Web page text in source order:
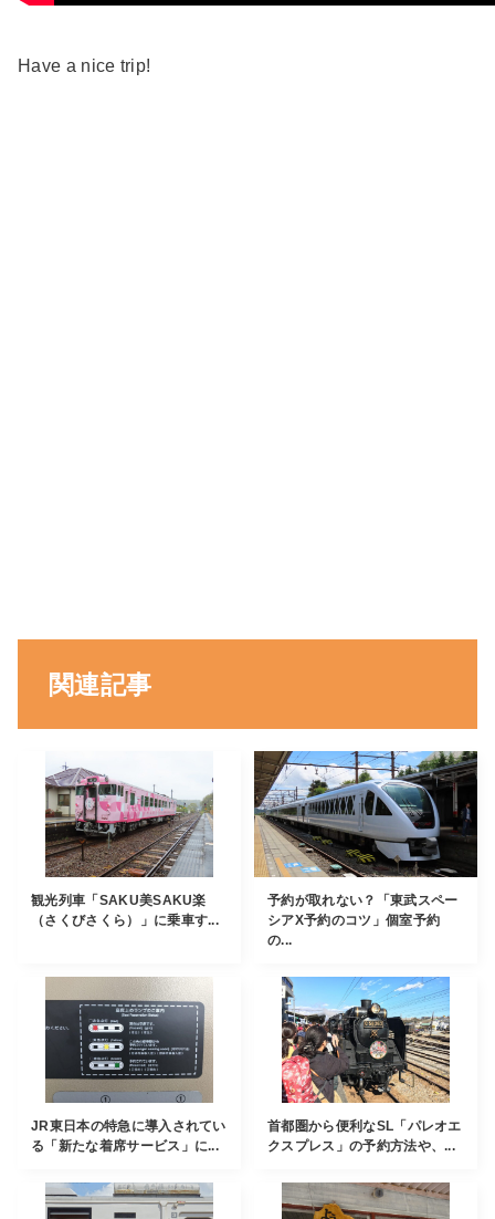
Have a nice trip!
関連記事
観光列車「SAKU美SAKU楽
（さくびさくら）」に乗車す...
予約が取れない？「東武スペー
シアX予約のコツ」個室予約
の...
JR東日本の特急に導入されてい
る「新たな着席サービス」に...
首都圏から便利なSL「パレオエ
クスプレス」の予約方法や、...